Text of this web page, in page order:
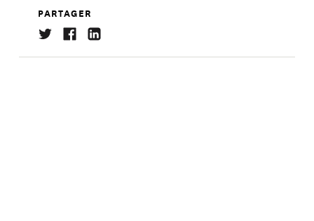
PARTAGER